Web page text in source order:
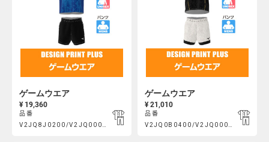
ゲームウエア
¥ 19,360
Product
品番
V2JQ8J0200/V2JQ000200
ゲームウエア
¥ 21,010
Product
品番
V2JQ0B0400/V2JQ000400